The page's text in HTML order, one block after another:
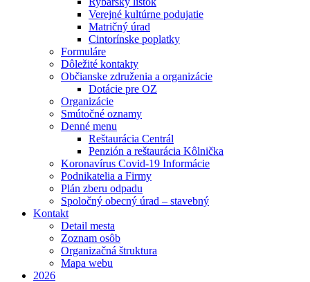
Verejné kultúrne podujatie
Matričný úrad
Cintorínske poplatky
Formuláre
Dôležité kontakty
Občianske združenia a organizácie
Dotácie pre OZ
Organizácie
Smútočné oznamy
Denné menu
Reštaurácia Centrál
Penzión a reštaurácia Kôlnička
Koronavírus Covid-19 Informácie
Podnikatelia a Firmy
Plán zberu odpadu
Spoločný obecný úrad – stavebný
Kontakt
Detail mesta
Zoznam osôb
Organizačná štruktura
Mapa webu
2026